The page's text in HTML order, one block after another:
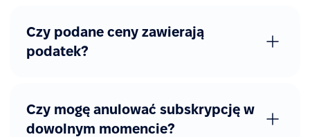
Czy podane ceny zawierają
podatek?
Czy mogę anulować subskrypcję w
dowolnym momencie?